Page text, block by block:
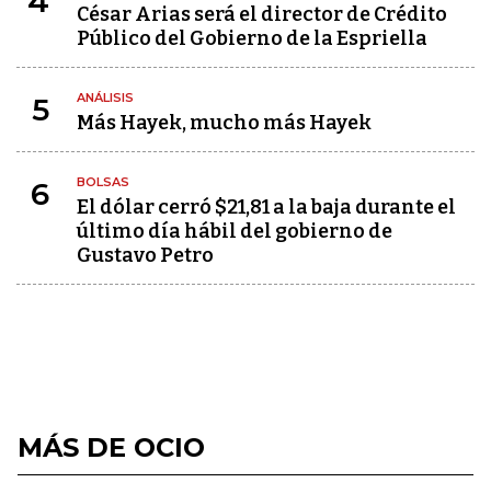
César Arias será el director de Crédito
Público del Gobierno de la Espriella
5 ANÁLISIS
Más Hayek, mucho más Hayek
6 BOLSAS
El dólar cerró $21,81 a la baja durante el
último día hábil del gobierno de
Gustavo Petro
MÁS DE OCIO